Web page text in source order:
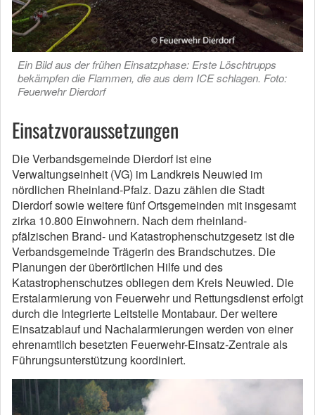
Ein Bild aus der frühen Einsatzphase: Erste Löschtrupps
bekämpfen die Flammen, die aus dem ICE schlagen. Foto:
Feuerwehr Dierdorf
Einsatzvoraussetzungen
Die Verbandsgemeinde Dierdorf ist eine
Verwaltungseinheit (VG) im Landkreis Neuwied im
nördlichen Rheinland-Pfalz. Dazu zählen die Stadt
Dierdorf sowie weitere fünf Ortsgemeinden mit insgesamt
zirka 10.800 Einwohnern. Nach dem rheinland-
pfälzischen Brand- und Katastrophenschutzgesetz ist die
Verbandsgemeinde Trägerin des Brandschutzes. Die
Planungen der überörtlichen Hilfe und des
Katastrophenschutzes obliegen dem Kreis Neuwied. Die
Erstalarmierung von Feuerwehr und Rettungsdienst erfolgt
durch die Integrierte Leitstelle Montabaur. Der weitere
Einsatzablauf und Nachalarmierungen werden von einer
ehrenamtlich besetzten Feuerwehr-Einsatz-Zentrale als
Führungsunterstützung koordiniert.